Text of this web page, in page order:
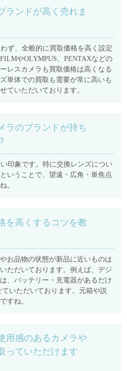
ランドが高く売れま
ず、全般的に買取価格を高く設定
やOLYMPUS、PENTAXなどの
レスカメラも買取価格は高くなる
単体での買取も需要が常に高いも
ていただいております。
ラのブランドが持ち
印象です。特に交換レンズについ
いうことで、望遠・広角・単焦点
。
を高くするコツを教
お品物の状態が新品に近いものは
ただいております。例えば、デジ
、バッテリー・充電器があるだけ
いただいております。元箱や説
すね。
用感のあるカメラや
っていただけます